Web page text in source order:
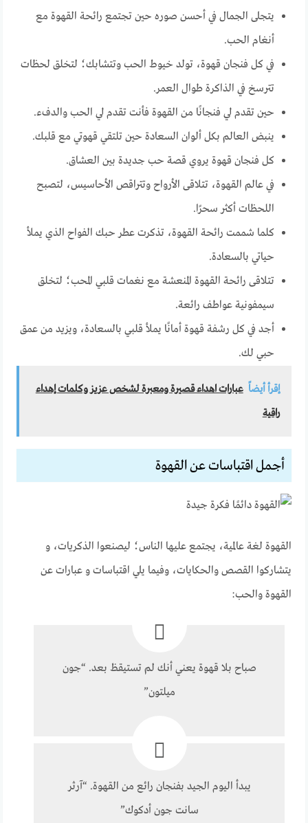
يتجلى الجمال في أحسن صوره حين تجتمع رائحة القهوة مع
أنغام الحب.
في كل فنجان قهوة، تولد خيوط الحب وتتشابك؛ لتخلق لحظات
تترسخ في الذاكرة طوال العمر.
حين تقدم لي فنجانًا من القهوة فأنت تقدم لي الحب والدفء.
ينبض العالم بكل ألوان السعادة حين تلتقي قهوتي مع قلبك.
كل فنجان قهوة يروي قصة حب جديدة بين العشاق.
في عالم القهوة، تتلاقى الأرواح وتتراقص الأحاسيس، لتصبح
اللحظات أكثر سحرًا.
كلما شممت رائحة القهوة، تذكرت عطر حبك الفواح الذي يملأ
حياتي بالسعادة.
تتلاقى رائحة القهوة المنعشة مع نغمات قلبي المحب؛ لتخلق
سيمفونية عواطف رائعة.
أجد في كل رشفة قهوة أمانًا يملأ قلبي بالسعادة، ويزيد من عمق
حبي لك.
إقرأ أيضاً عبارات اهداء قصيرة ومعبرة لشخص عزيز وكلمات إهداء
راقية
أجمل اقتباسات عن القهوة
القهوة لغة عالمية، يجتمع عليها الناس؛ ليصنعوا الذكريات، و
يتشاركوا القصص والحكايات، وفيما يلي اقتباسات و عبارات عن
القهوة والحب:
صباح بلا قهوة يعني أنك لم تستيقظ بعد. “جون
ميلتون”
يبدأ اليوم الجيد بفنجان رائع من القهوة. “آرثر
سانت جون أدكوك”